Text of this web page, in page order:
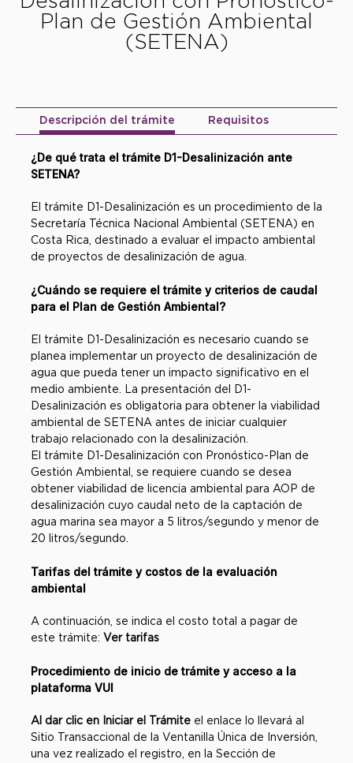
Plan de Gestión Ambiental
(SETENA)
Descripción del trámite Requisitos
¿De qué trata el trámite D1-Desalinización ante
SETENA?
El trámite D1-Desalinización es un procedimiento de la
Secretaría Técnica Nacional Ambiental (SETENA) en
Costa Rica, destinado a evaluar el impacto ambiental
de proyectos de desalinización de agua.
¿Cuándo se requiere el trámite y criterios de caudal
para el Plan de Gestión Ambiental?
El trámite D1-Desalinización es necesario cuando se
planea implementar un proyecto de desalinización de
agua que pueda tener un impacto significativo en el
medio ambiente. La presentación del D1-
Desalinización es obligatoria para obtener la viabilidad
ambiental de SETENA antes de iniciar cualquier
trabajo relacionado con la desalinización.
El trámite D1-Desalinización con Pronóstico-Plan de
Gestión Ambiental, se requiere cuando se desea
obtener viabilidad de licencia ambiental para AOP de
desalinización cuyo caudal neto de la captación de
agua marina sea mayor a 5 litros/segundo y menor de
20 litros/segundo.
Tarifas del trámite y costos de la evaluación
ambiental
A continuación, se indica el costo total a pagar de
este trámite: Ver tarifas
Procedimiento de inicio de trámite y acceso a la
plataforma VUI
Al dar clic en Iniciar el Trámite el enlace lo llevará al
Sitio Transaccional de la Ventanilla Única de Inversión,
una vez realizado el registro, en la Sección de